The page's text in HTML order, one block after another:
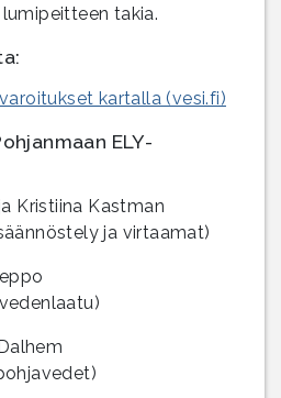
takia.
kartalla (vesi.fi)
ELY-
Kristiina Kastman
ja virtaamat)